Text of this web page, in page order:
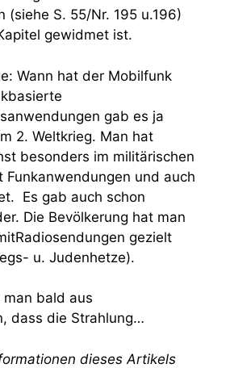
(siehe S. 55/Nr. 195 u.196)
gewidmet ist.
Wann hat der Mobilfunk
gab es ja
2. Weltkrieg. Man hat
besonders im militärischen
Funkanwendungen und auch
Es gab auch schon
Die Bevölkerung hat man
gezielt
u. Judenhetze).
bald aus
dass die Strahlung…
dieses Artikels